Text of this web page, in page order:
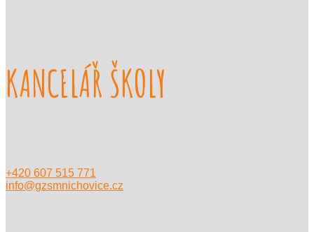
KANCELÁŘ ŠKOLY
+420 607 515 771
info@gzsmnichovice.cz